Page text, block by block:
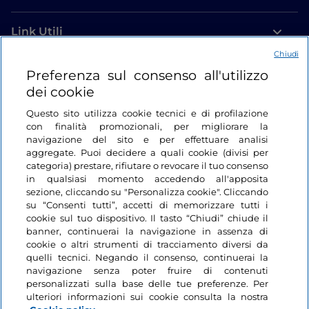
Link Utili
Login
Restiamo in contatto
Preferenza sul consenso all'utilizzo
dei cookie
Questo sito utilizza cookie tecnici e di profilazione
con finalità promozionali, per migliorare la
navigazione del sito e per effettuare analisi
aggregate. Puoi decidere a quali cookie (divisi per
categoria) prestare, rifiutare o revocare il tuo consenso
in qualsiasi momento accedendo all'apposita
sezione, cliccando su "Personalizza cookie". Cliccando
su “Consenti tutti”, accetti di memorizzare tutti i
cookie sul tuo dispositivo. Il tasto “Chiudi” chiude il
banner, continuerai la navigazione in assenza di
cookie o altri strumenti di tracciamento diversi da
quelli tecnici. Negando il consenso, continuerai la
navigazione senza poter fruire di contenuti
personalizzati sulla base delle tue preferenze. Per
ulteriori informazioni sui cookie consulta la nostra
Chiudi